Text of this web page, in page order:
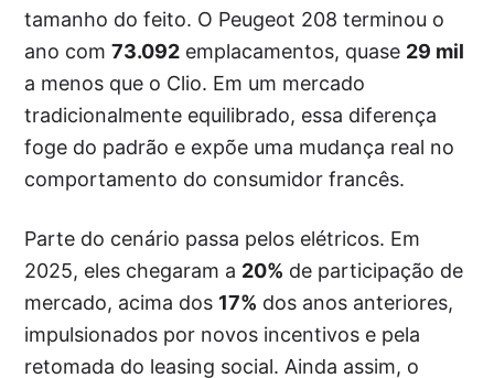
tamanho do feito. O Peugeot 208 terminou o
ano com73.092 emplacamentos, quase 29 mil
a menos que o Clio. Em um mercado
tradicionalmente equilibrado, essa diferença
foge do padrão e expõe uma mudança real no
comportamento do consumidor francês.
Parte do cenário passa pelos elétricos. Em
2025, eles chegaram a 20% de participação de
mercado, acima dos 17% dos anos anteriores,
impulsionados por novos incentivos e pela
retomada do leasing social. Ainda assim, o